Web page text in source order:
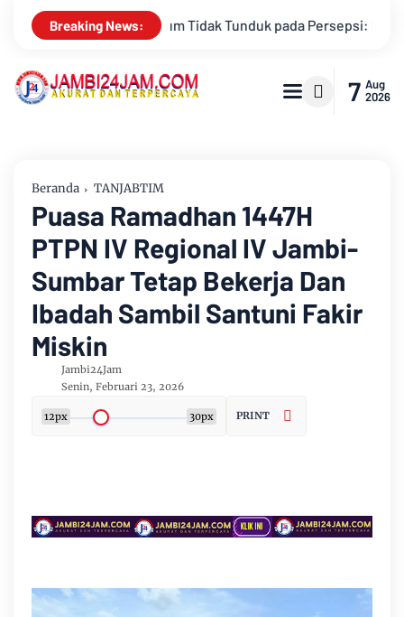
Breaking News:
Kritik Terhadap Monopoli Kebenaran oleh Media dan Aktivis
7 Aug
2026
Beranda TANJABTIM
Puasa Ramadhan 1447H
PTPN IV Regional IV Jambi-
Sumbar Tetap Bekerja Dan
Ibadah Sambil Santuni Fakir
Miskin
Jambi24Jam
Senin, Februari 23, 2026
12px 30px PRINT